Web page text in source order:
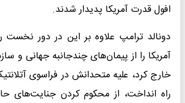
افول قدرت آمریکا پدیدار شدند.
دونالد ترامپ علاوه بر این در دور
آمریکا را از پیمان‌های چندجانبه جهانی و
خارج کرد، علیه متحدانش در فراسوی
راه انداخت، از محکوم کردن جنایت‌های